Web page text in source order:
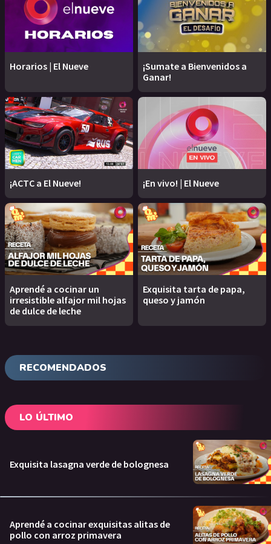
Horarios | El Nueve
¡Sumate a Bienvenidos a
Ganar!
¡ACTC a El Nueve! ¡En vivo! | El Nueve
Aprendé a cocinar un
irresistible alfajor mil hojas
de dulce de leche
Exquisita tarta de papa,
queso y jamón
RECOMENDADOS
LO ÚLTIMO
Exquisita lasagna verde de bolognesa
Aprendé a cocinar exquisitas alitas de
pollo con arroz primavera